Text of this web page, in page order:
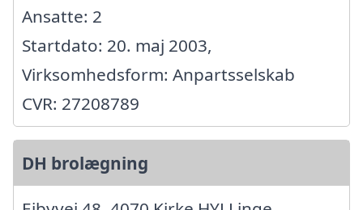
Ansatte: 2
Startdato: 20. maj 2003,
Virksomhedsform: Anpartsselskab
CVR: 27208789
DH brolægning